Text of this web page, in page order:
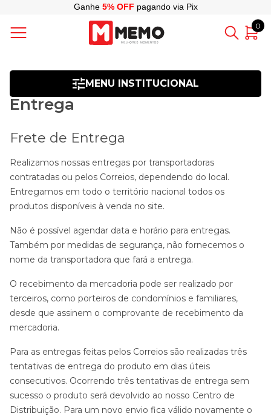
Ganhe 5% OFF pagando via Pix
0
MENU INSTITUCIONAL
Entrega
Frete de Entrega
Realizamos nossas entregas por transportadoras
contratadas ou pelos Correios, dependendo do local.
Entregamos em todo o território nacional todos os
produtos disponíveis à venda no site.
Não é possível agendar data e horário para entregas.
Também por medidas de segurança, não fornecemos o
nome da transportadora que fará a entrega.
O recebimento da mercadoria pode ser realizado por
terceiros, como porteiros de condomínios e familiares,
desde que assinem o comprovante de recebimento da
mercadoria.
Para as entregas feitas pelos Correios são realizadas três
tentativas de entrega do produto em dias úteis
consecutivos. Ocorrendo três tentativas de entrega sem
sucesso o produto será devolvido ao nosso Centro de
Distribuição. Para um novo envio fica válido novamente o